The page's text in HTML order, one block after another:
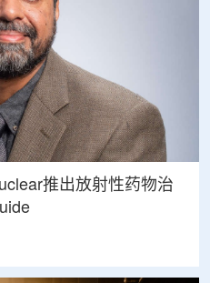
推出放射性药物治